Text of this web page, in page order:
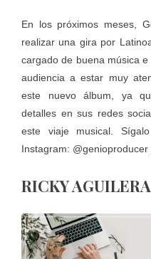
En los próximos meses,
realizar una gira por
cargado de buena música
audiencia a estar muy
este nuevo álbum, ya
detalles en sus redes
este viaje musical.
Instagram:
RICKY AGUILERA